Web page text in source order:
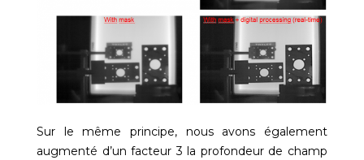
Sur le même principe, nous avons également
augmenté d’un facteur 3 la profondeur de champ